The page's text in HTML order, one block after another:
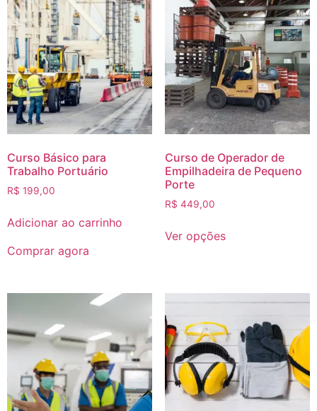
Curso Básico para
Trabalho Portuário
R$ 199,00
Adicionar ao carrinho
Comprar agora
Curso de Operador de
Empilhadeira de Pequeno
Porte
R$ 449,00
Ver opções